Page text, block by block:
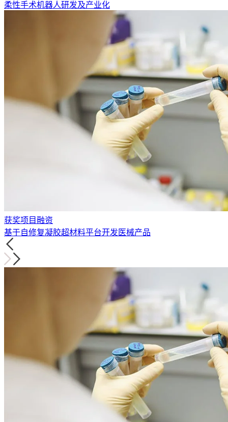
柔性手术机器人研发及产业化
获奖项目融资
基于自修复凝胶超材料平台开发医械产品